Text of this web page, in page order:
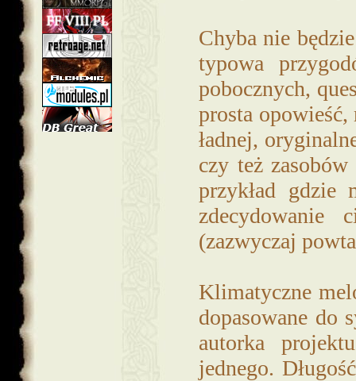
Chyba nie
typowa
pobocznych,
prosta
ładnej,
czy też
przykład gdzie
zdecydowanie
(zazwyczaj
Klimatyczne
dopasowane do
autorka
jednego.